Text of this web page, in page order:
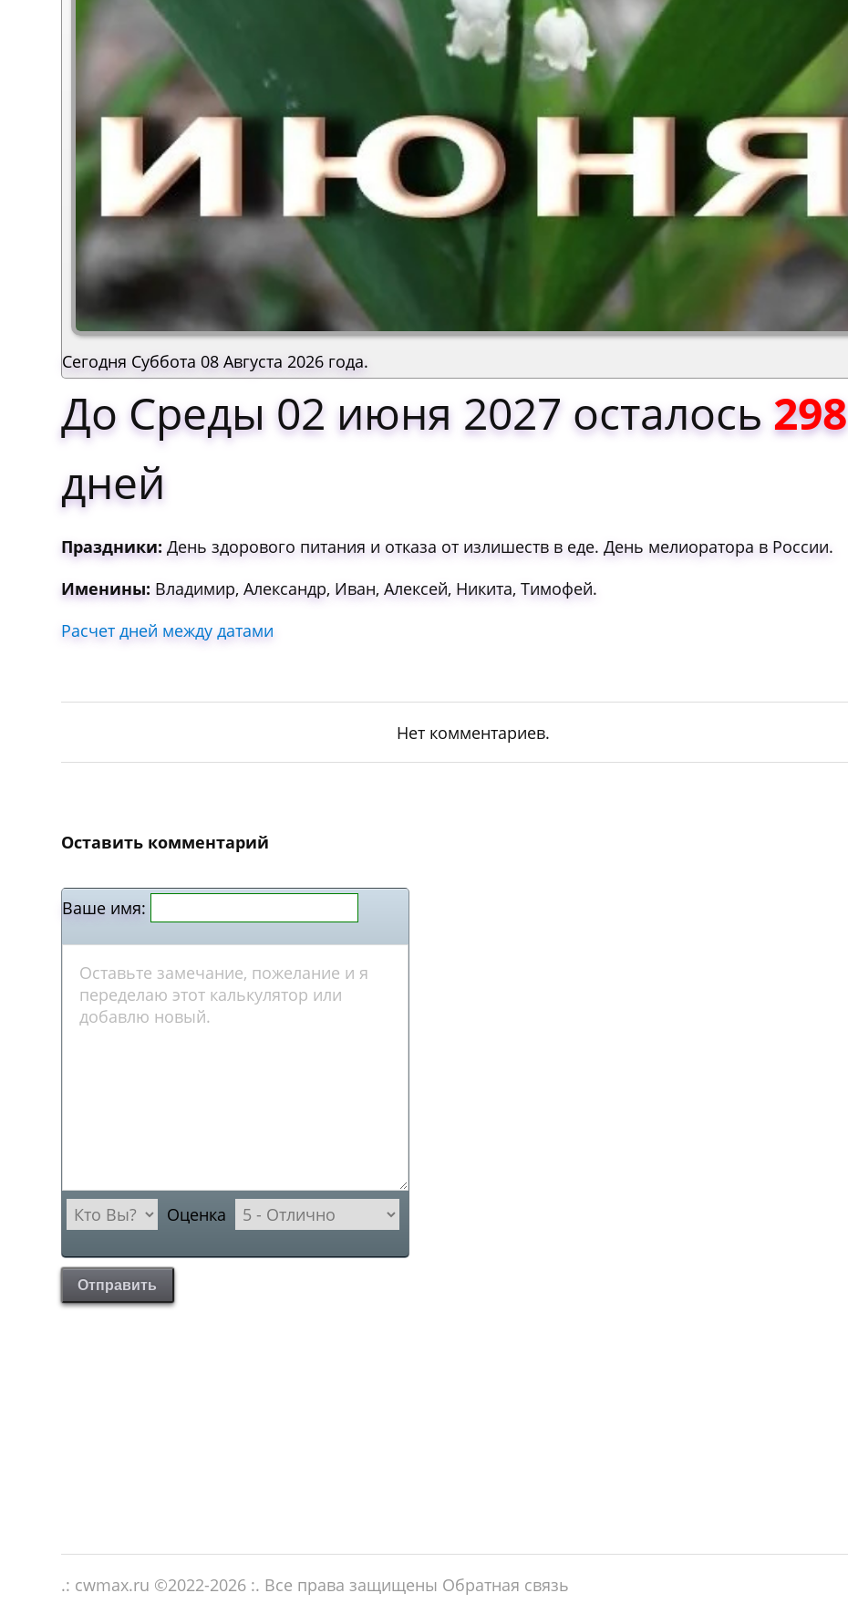
Сегодня Суббота 08 Августа 2026 года.
До Среды 02 июня 2027 осталось 298
дней
Праздники: День здорового питания и отказа от излишеств в еде. День мелиоратора в России.
Именины: Владимир, Александр, Иван, Алексей, Никита, Тимофей.
Расчет дней между датами
Нет комментариев.
Оставить комментарий
Ваше имя:
Оценка
Отправить
.: cwmax.ru ©2022-2026 :. Все права защищены Обратная связь